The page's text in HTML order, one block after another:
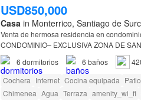
USD850,000
Casa in Monterrico, Santiago de
CONDOMINIO– EXCLUSIVA ZONA DE
Amplia sala y comedor.…
6 dormitorios 6 baños
Cochera Internet Cocina equipada Patio
Chimenea Agua Terraza amenity_wi_fi